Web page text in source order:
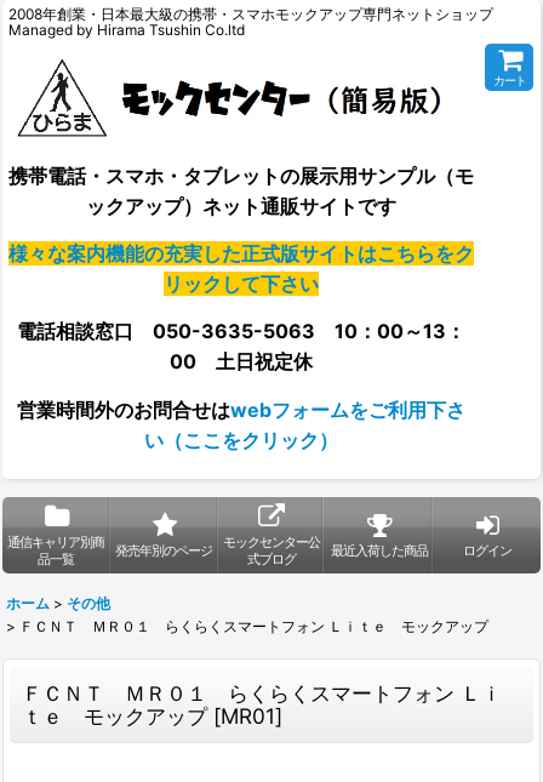
2008年創業・日本最大級の携帯・スマホモックアップ専門ネットショップ
Managed by Hirama Tsushin Co.ltd
携帯電話・スマホ・タブレットの展示用サンプル（モ
ックアップ）ネット通販サイトです
様々な案内機能の充実した正式版サイトはこちらをク
リックして下さい
電話相談窓口 050-3635-5063 10：00～13：
00 土日祝定休
営業時間外のお問合せはwebフォームをご利用下さ
い（ここをクリック）
カート
通信キャリア別商
品一覧
発売年別のページ
モックセンター公
式ブログ
最近入荷した商品 ログイン
ホーム > その他
> ＦＣＮＴ ＭＲ０１ らくらくスマートフォン Ｌｉｔｅ モックアップ
ＦＣＮＴ ＭＲ０１ らくらくスマートフォン Ｌｉ
ｔｅ モックアップ [MR01]